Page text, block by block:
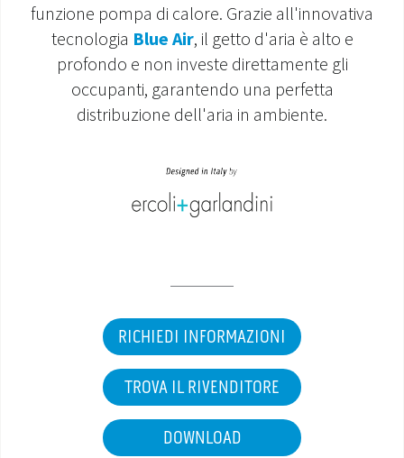
ASSISTENZA E GARANZIE
CENTRI ASSISTENZA E RICAMBI
AREA DOWNLOAD
funzione pompa di calore. Grazie all'innovativa
tecnologia Blue Air, il getto d'aria è alto e
profondo e non investe direttamente gli
occupanti, garantendo una perfetta
distribuzione dell'aria in ambiente.
RICHIEDI INFORMAZIONI
TROVA IL RIVENDITORE
DOWNLOAD